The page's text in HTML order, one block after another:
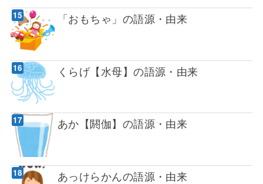
「おもちゃ」の語源・由来
くらげ【水母】の語源・由来
あか【閼伽】の語源・由来
あっけらかんの語源・由来